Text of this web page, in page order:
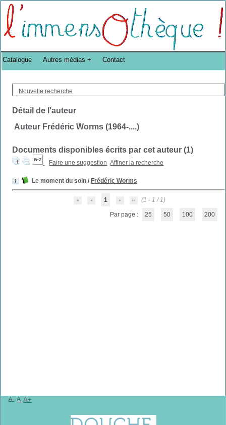
Bibliothèque DoucheFLUX Bibliotheek -->
Nouvelle recherche
Détail de l'auteur
Auteur Frédéric Worms (1964-....)
Documents disponibles écrits par cet auteur (1)
Faire une suggestion Affiner la recherche
Le moment du soin / Frédéric Worms
1 (1 - 1 / 1)
Par page : 25 50 100 200
Catalogue Autres médias Contact
A- A A+